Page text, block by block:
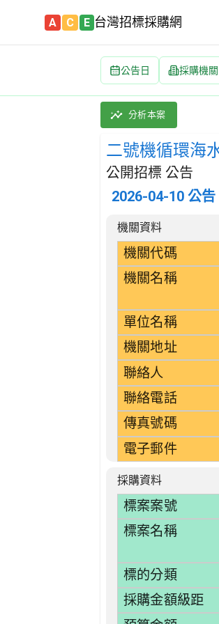
A C E 台灣招標採購網
公告日 採購機關
二號機循環海水系統設
採購類別：勞務類 附
分析本案
二號機循環海
公開招標 公告
2026-04-10 公告
招標公告詳細內容
機關資料
機關代碼
機關名稱
單位名稱
機關地址
聯絡人
聯絡電話
傳真號碼
電子郵件
採購資料
標案案號
標案名稱
標的分類
採購金額級距